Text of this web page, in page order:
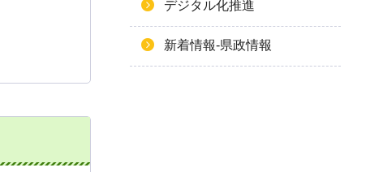
デジタル化推進
新着情報-県政情報